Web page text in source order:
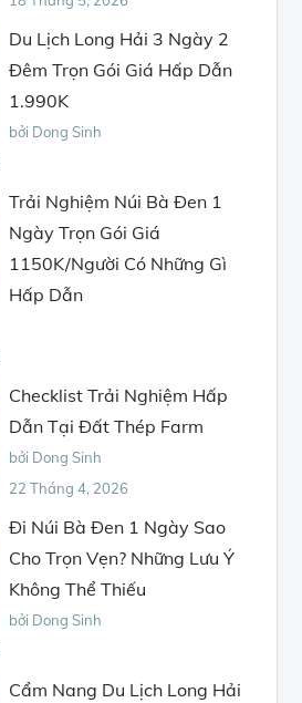
Du Lịch Long Hải 3 Ngày 2
Đêm Trọn Gói Giá Hấp Dẫn
1.990K
bởi Dong Sinh
Trải Nghiệm Núi Bà Đen 1
Ngày Trọn Gói Giá
1150K/Người Có Những Gì
Hấp Dẫn
Checklist Trải Nghiệm Hấp
Dẫn Tại Đất Thép Farm
bởi Dong Sinh
22 Tháng 4, 2026
Đi Núi Bà Đen 1 Ngày Sao
Cho Trọn Vẹn? Những Lưu Ý
Không Thể Thiếu
bởi Dong Sinh
Cẩm Nang Du Lịch Long Hải